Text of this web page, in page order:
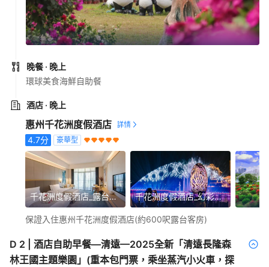
晚餐 · 晚上
環球美食海鮮自助餐
酒店 · 晚上
惠州千花洲度假酒店
4.7分 豪華型
千花洲度假酒店_露台客房 千花洲度假酒店_幻彩千花奇遇燈光SHOW
保證入住惠州千花洲度假酒店(約600呎露台客房)
D 2
酒店自助早餐—清遠—2025全新「清遠長隆森
林王國主題樂園」(重本包門票，乘坐蒸汽小火車，探